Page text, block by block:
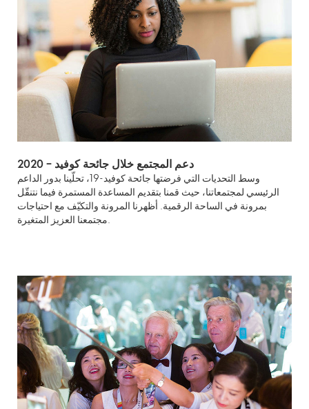
2020 – دعم المجتمع خلال جائحة كوفيد
وسط التحديات التي فرضتها جائحة كوفيد-19، تحلّينا بدور الداعم
الرئيسي لمجتمعاتنا، حيث قمنا بتقديم المساعدة المستمرة فيما نتنقّل
بمرونة في الساحة الرقمية. أظهرنا المرونة والتكيّف مع احتياجات
مجتمعنا العزيز المتغيرة.